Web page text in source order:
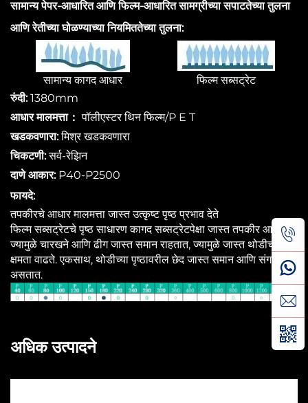
सामान्य पेपर-आधारित आणि फिल्म-आधारित सामग्रीच्या सपाटतेच्या तुलना
आणि रेतीच्या घोळण्याच्या नियमिततेच्या तुलना:
सामान्य कागद आधार
फिल्म सब्सट्रेट
रुंदी:1380mm
आधार मालमत्ता：पॉलीएस्टर थिन फिल्म/P E T
खडकवणारा:मिश्र खडकवणारा
चिकटणी:सर्व-रेझिन
दाणे आकार: P40-P2500
फायदे:
तपकीरचे आधार मालमत्ता जास्त उत्कृष्ट पृष्ठ प्रभाव देते
फिल्म सब्सट्रेटचे पृष्ठ साधारण कागद सब्सट्रेटपेक्षा जास्त तपकीर आहे,
ज्यामुळे चारखने आणि ढीग जास्त समान राहतात, ज्यामुळे जास्त थोडीची
क्षमता वाढते. एकसाथ, थोडीच्या पृष्ठावरील छेद जास्त समान आणि संगत
असतात.
अधिक उत्पादने